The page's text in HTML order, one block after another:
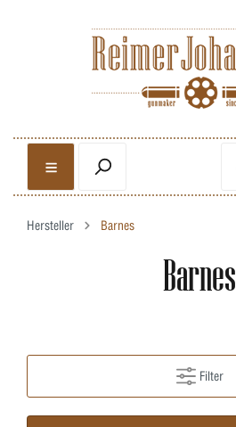
Hersteller Barnes
Barnes
Filter